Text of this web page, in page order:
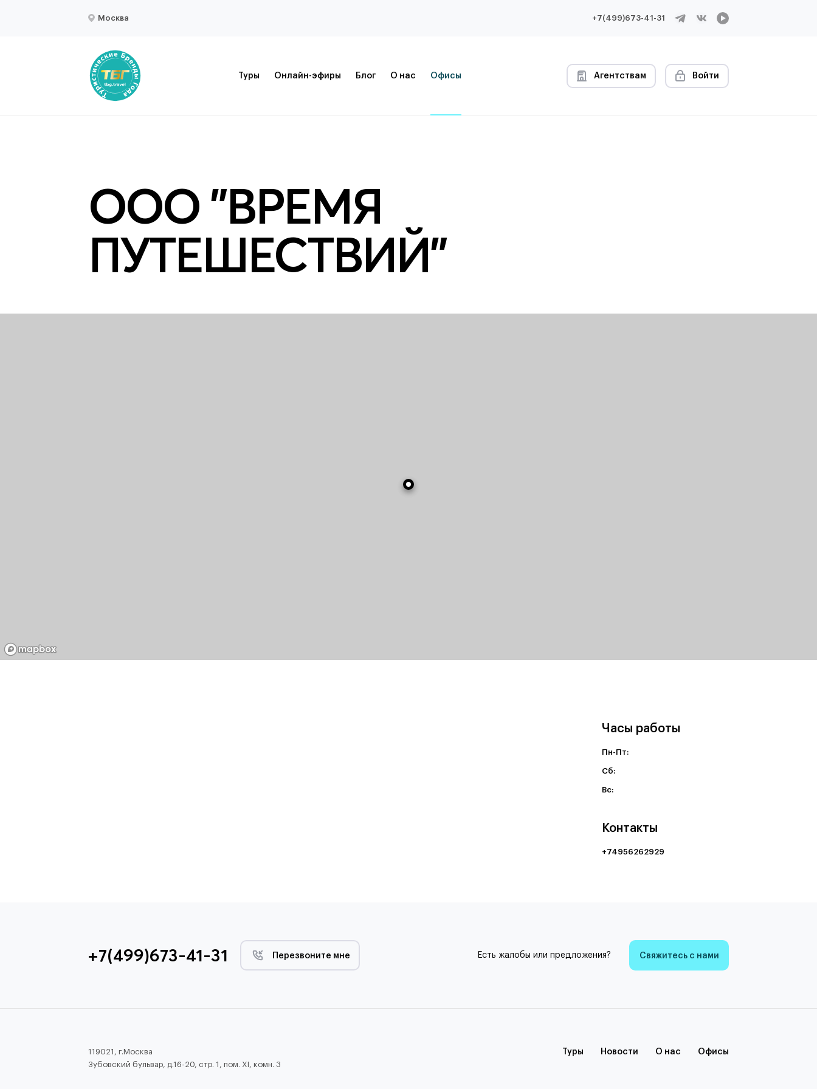
Москва +7(499)673-41-31
Туры Онлайн-эфиры Блог О нас Офисы Агентствам Войти
ООО "ВРЕМЯ
ПУТЕШЕСТВИЙ"
Часы работы
Пн-Пт:
Cб:
Вс:
Контакты
+74956262929
+7(499)673-41-31 Перезвоните мне Есть жалобы или предложения? Свяжитесь с нами
119021, г.Москва
Зубовский бульвар, д.16-20, стр. 1, пом. XI, комн. 3
Туры Новости О нас Офисы